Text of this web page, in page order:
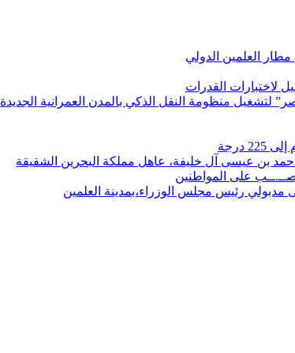
العلمين الدولي
لاختبارات القدرات
منظومة النقل الذكي بالمدن العمرانية الجديدة
درجة
حمد بن عيسى آل خليفة، عاهل مملكة البحرين الشقيقة
على المواطنين
مدبولي رئيس مجلس الوزراء،بمدينة العلمين